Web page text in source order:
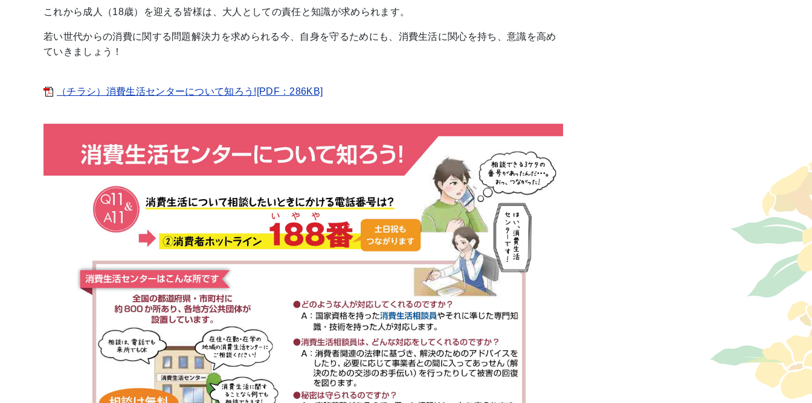
これから成人（18歳）を迎える皆様は、大人としての責任と知識が求められます。
若い世代からの消費に関する問題解決力を求められる今、自身を守るためにも、消費生活に関心を持ち、意識を高め
ていきましょう！
（チラシ）消費生活センターについて知ろう![PDF：286KB]